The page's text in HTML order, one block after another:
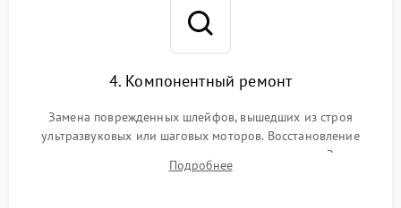
4. Компонентный ремонт
Замена поврежденных шлейфов, вышедших из строя
ультразвуковых или шаговых моторов. Восстановление
геометрии направляющих при заклинивании зума. Замена
неисправного блока диафрагмы, датчиков положения или
Подробнее